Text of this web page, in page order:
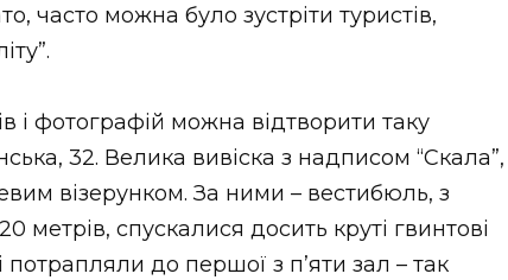
часто можна було зустріти туристів,
і фотографій можна відтворити таку
32. Велика вивіска з надписом “Скала”,
візерунком. За ними – вестибюль, з
метрів, спускалися досить круті гвинтові
потрапляли до першої з п’яти зал – так